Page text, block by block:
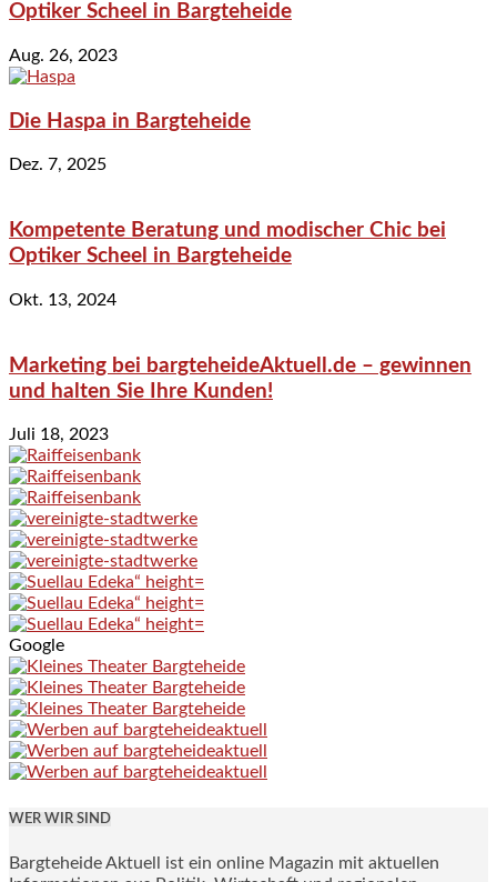
Optiker Scheel in Bargteheide
Aug. 26, 2023
Die Haspa in Bargteheide
Dez. 7, 2025
Kompetente Beratung und modischer Chic bei
Optiker Scheel in Bargteheide
Okt. 13, 2024
Marketing bei bargteheideAktuell.de – gewinnen
und halten Sie Ihre Kunden!
Juli 18, 2023
Google
WER WIR SIND
Bargteheide Aktuell ist ein online Magazin mit aktuellen